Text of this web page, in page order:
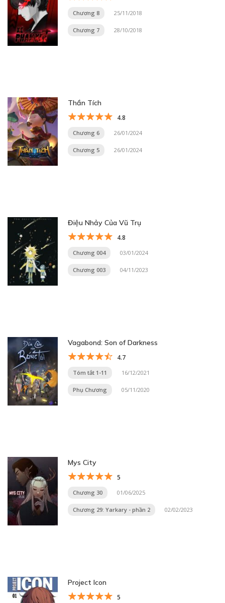
Chương 8 25/11/2018
Chương 7 28/10/2018
Thần Tích
4.8
Chương 6 26/01/2024
Chương 5 26/01/2024
Điệu Nhảy Của Vũ Trụ
4.8
Chương 004 03/01/2024
Chương 003 04/11/2023
Vagabond: Son of Darkness
4.7
Tóm tắt 1-11 16/12/2021
Phụ Chương 05/11/2020
Mys City
5
Chương 30 01/06/2025
Chương 29: Yarkary - phần 2 02/02/2023
Project Icon
5